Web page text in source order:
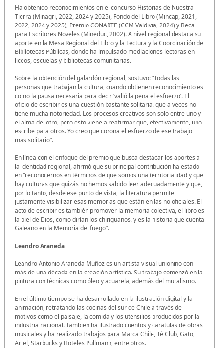
Ha obtenido reconocimientos en el concurso Historias de Nuestra
Tierra (Minagri, 2022, 2024 y 2025), Fondo del Libro (Mincap, 2021,
2022, 2024 y 2025), Premio CONARTE (CCM Valdivia, 2024) y Beca
para Escritores Noveles (Mineduc, 2002). A nivel regional destaca su
aporte en la Mesa Regional del Libro y la Lectura y la Coordinación de
Bibliotecas Públicas, donde ha impulsado mediaciones lectoras en
liceos, escuelas y bibliotecas comunitarias.
Sobre la obtención del galardón regional, sostuvo: “Todas las
personas que trabajan la cultura, cuando obtienen reconocimiento es
como la pausa necesaria para decir ‘valió la pena el esfuerzo’. El
oficio de escribir es una cuestión bastante solitaria, que a veces no
tiene mucha notoriedad. Los procesos creativos son solo entre uno y
el alma del otro, pero esto viene a reafirmar que, efectivamente, uno
escribe para otros. Yo creo que corona el esfuerzo de ese trabajo
más solitario”.
En línea con el enfoque del premio que busca destacar los aportes a
la identidad regional, afirmó que su principal contribución ha estado
en “reconocernos en términos de que somos una territorialidad y que
hay culturas que quizás no hemos sabido leer adecuadamente y que,
por lo tanto, desde ese punto de vista, la literatura permite
justamente visibilizar esas memorias que están en las no oficiales. El
acto de escribir es también promover la memoria colectiva, el libro es
la piel de Dios, como dirían los chiriguanos, y es la historia que cuenta
Galeano en la Memoria del fuego”.
Leandro Araneda
Leandro Antonio Araneda Muñoz es un artista visual unionino con
más de una década en la creación artística. Su trabajo comenzó en la
pintura con técnicas como óleo y acuarela, además del muralismo.
En el último tiempo se ha desarrollado en la ilustración digital y la
animación, retratando las cocinas del sur de Chile a través de
motivos como el paisaje, la comida y los utensilios producidos por la
industria nacional. También ha ilustrado cuentos y carátulas de obras
musicales y ha realizado trabajos para Marca Chile, Té Club, Gato,
Artel, Starbucks y Hoteles Pullmann, entre otros.